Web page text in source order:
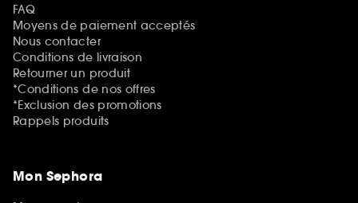
FAQ
Moyens de paiement acceptés
Nous contacter
Conditions de livraison
Retourner un produit
*Conditions de nos offres
*Exclusion des promotions
Rappels produits
Mon Sephora